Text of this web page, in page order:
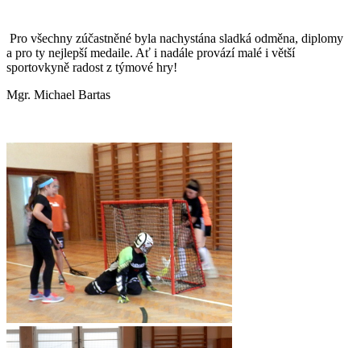
Pro všechny zúčastněné byla nachystána sladká odměna, diplomy
a pro ty nejlepší medaile. Ať i nadále provází malé i větší
sportovkyně radost z týmové hry!
Mgr. Michael Bartas